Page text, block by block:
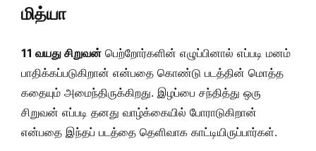
மித்யா
11 வயது சிறுவன் பெற்றோர்களின் எழுப்பினால் எப்படி மனம்
பாதிக்கப்படுகிறான் என்பதை கொண்டு படத்தின் மொத்த
கதையும் அமைந்திருக்கிறது. இழப்பை சந்தித்து ஒரு
சிறுவன் எப்படி தனது வாழ்க்கையில் போராடுகிறான்
என்பதை இந்தப் படத்தை தெளிவாக காட்டியிருப்பார்கள்.